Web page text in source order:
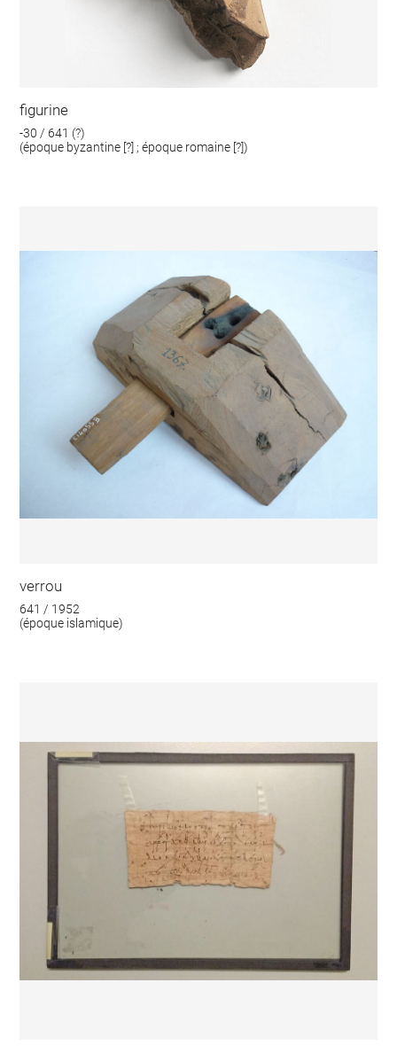
figurine
-30 / 641 (?)
(époque byzantine [?] ; époque romaine [?])
verrou
641 / 1952
(époque islamique)